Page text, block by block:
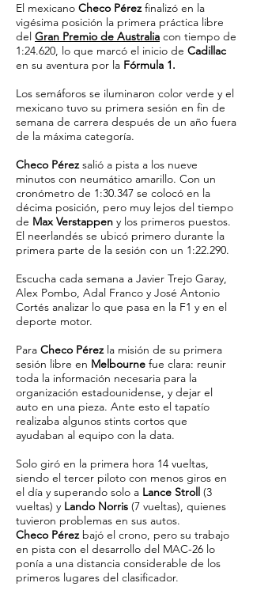
El mexicano Checo Pérezfinalizó en la
vigésima posición la primera práctica libre
del Gran Premio de Australia con tiempo de
1:24.620, lo que marcó el inicio de Cadillac
en su aventura por la Fórmula 1.
Los semáforos se iluminaron color verde y el
mexicano tuvo su primera sesión en fin de
semana de carrera después de un año fuera
de la máxima categoría.
Checo Pérezsalió a pista a los nueve
minutos con neumático amarillo. Con un
cronómetro de 1:30.347 se colocó en la
décima posición, pero muy lejos del tiempo
de Max Verstappen y los primeros puestos.
El neerlandés se ubicó primero durante la
primera parte de la sesión con un 1:22.290.
Escucha cada semana a Javier Trejo Garay,
Alex Pombo, Adal Franco y José Antonio
Cortés analizar lo que pasa en la F1 y en el
deporte motor.
Para Checo Pérez la misión de su primera
sesión libre en Melbourne fue clara: reunir
toda la información necesaria para la
organización estadounidense, y dejar el
auto en una pieza. Ante esto el tapatío
realizaba algunos stints cortos que
ayudaban al equipo con la data.
Solo giró en la primera hora 14 vueltas,
siendo el tercer piloto con menos giros en
el día y superando solo a Lance Stroll (3
vueltas) y Lando Norris (7 vueltas), quienes
tuvieron problemas en sus autos.
Checo Pérez bajó el crono, pero su trabajo
en pista con el desarrollo del MAC-26 lo
ponía a una distancia considerable de los
primeros lugares del clasificador.